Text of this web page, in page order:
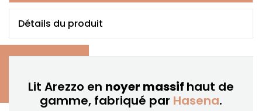
Lit Arezzo en noyer massif haut de
gamme, fabriqué par Hasena.
Détails du produit